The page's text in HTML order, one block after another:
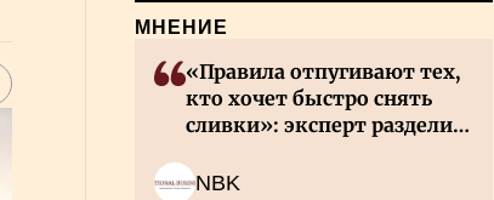
МНЕНИЕ
«Правила отпугивают тех,
кто хочет быстро снять
сливки»: эксперт разделил
NBK